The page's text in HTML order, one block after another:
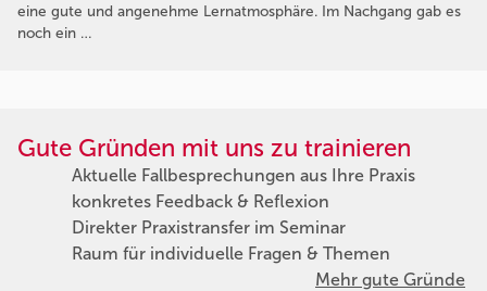
eine gute und angenehme Lernatmosphäre. Im Nachgang gab es
noch ein …
Gute Gründen mit uns zu trainieren
Aktuelle Fallbesprechungen aus Ihre Praxis
konkretes Feedback & Reflexion
Direkter Praxistransfer im Seminar
Raum für individuelle Fragen & Themen
Mehr gute Gründe